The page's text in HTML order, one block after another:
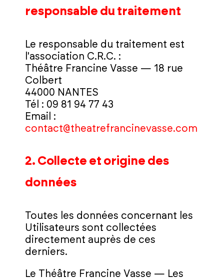
responsable du traitement
Le responsable du traitement est
l'association C.R.C. :
Théâtre Francine Vasse — 18 rue
Colbert
44000 NANTES
Tél : 09 81 94 77 43
Email :
contact@theatrefrancinevasse.com
2. Collecte et origine des
données
Toutes les données concernant les
Utilisateurs sont collectées
directement auprès de ces
derniers.
Le Théâtre Francine Vasse — Les